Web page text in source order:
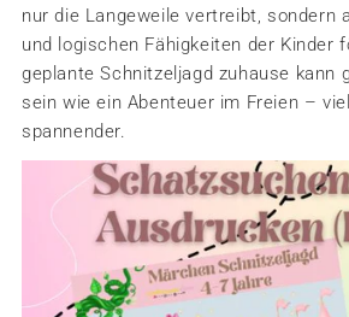
nur die Langeweile vertreibt, sondern
und logischen Fähigkeiten der Kinder
geplante Schnitzeljagd zuhause kann
sein wie ein Abenteuer im Freien –
spannender.